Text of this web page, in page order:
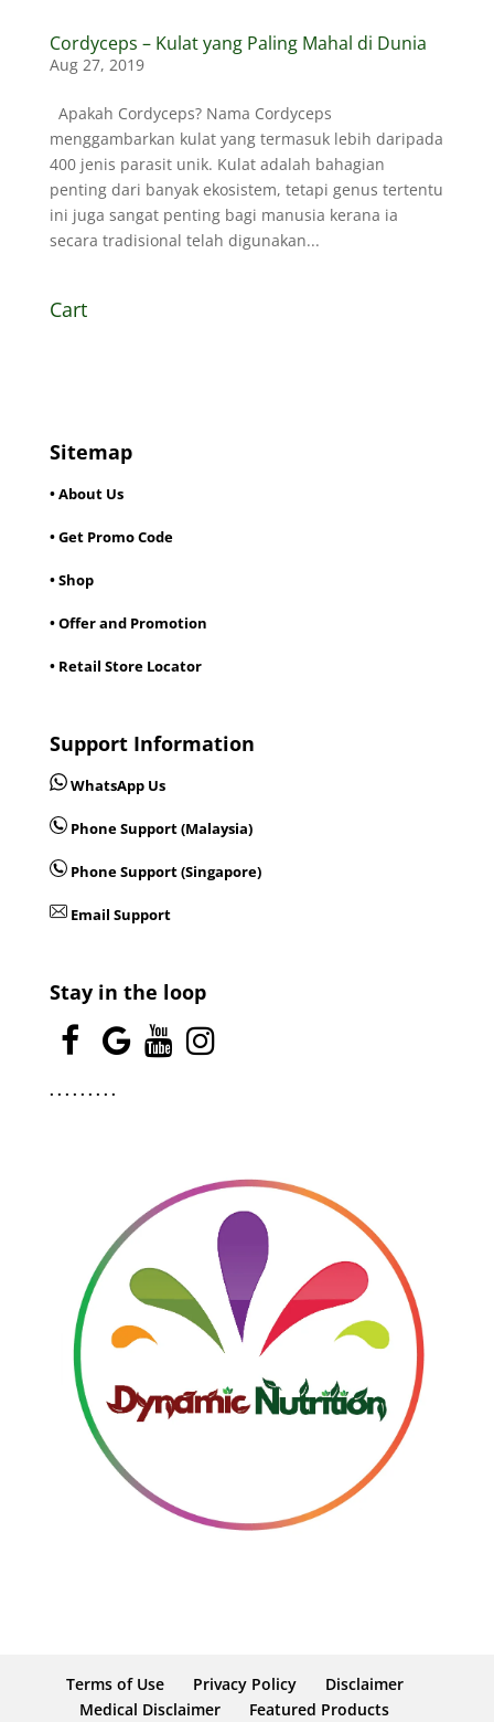
Cordyceps – Kulat yang Paling Mahal di Dunia
Aug 27, 2019
Apakah Cordyceps? Nama Cordyceps
menggambarkan kulat yang termasuk lebih daripada
400 jenis parasit unik. Kulat adalah bahagian
penting dari banyak ekosistem, tetapi genus tertentu
ini juga sangat penting bagi manusia kerana ia
secara tradisional telah digunakan...
Cart
Sitemap
• About Us
• Get Promo Code
• Shop
• Offer and Promotion
• Retail Store Locator
Support Information
WhatsApp Us
Phone Support (Malaysia)
Phone Support (Singapore)
Email Support
Stay in the loop
. . . . . . . . .
Terms of Use Privacy Policy
Disclaimer
Medical Disclaimer
Featured Products